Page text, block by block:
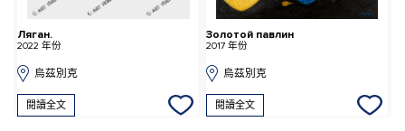
Ляган.
2022 年份
烏茲別克
閱讀全文
Золотой павлин
2017 年份
烏茲別克
閱讀全文